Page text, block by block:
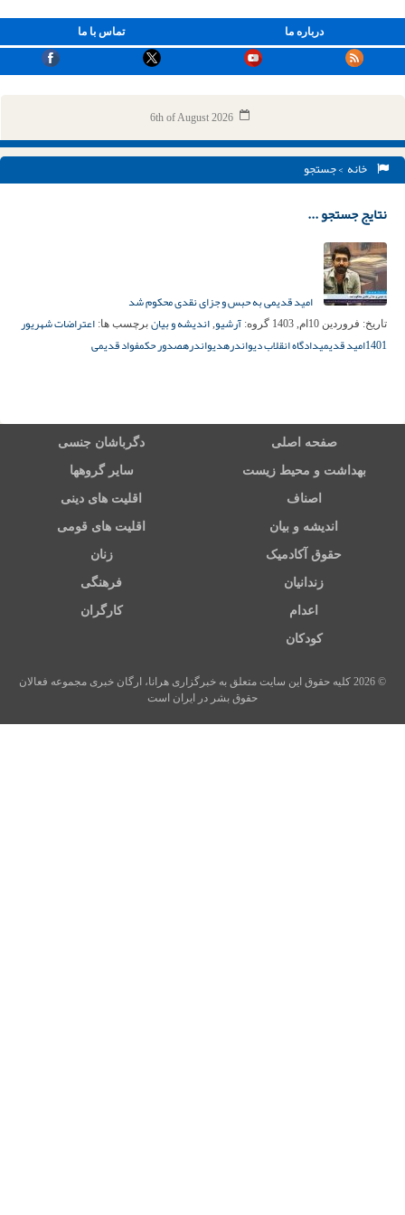
تماس با ما درباره ما
6th of August 2026
خانه > جستجو
نتایج جستجو ...
امید قدیمی به حبس و جزای نقدی محکوم شد
تاریخ: فروردین 10ام, 1403 گروه: آرشیو, اندیشه و بیان برچسب ها: اعتراضات شهریور
1401امید قدیمیدادگاه انقلاب دیواندرهدیواندرهصدور حکمفواد قدیمی
صفحه اصلی دگرباشان جنسی
بهداشت و محیط زیست سایر گروهها
اصناف اقلیت های دینی
اندیشه و بیان اقلیت های قومی
حقوق آکادمیک زنان
زندانیان فرهنگی
اعدام کارگران
کودکان
© 2026 کلیه حقوق این سایت متعلق به خبرگزاری هرانا، ارگان خبری مجموعه فعالان
حقوق بشر در ایران است